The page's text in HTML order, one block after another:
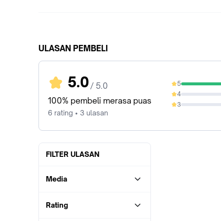
ULASAN PEMBELI
5.0 / 5.0
100% pembeli merasa puas
6 rating • 3 ulasan
5
100%
4
0%
3
0%
FILTER ULASAN
Media
Rating